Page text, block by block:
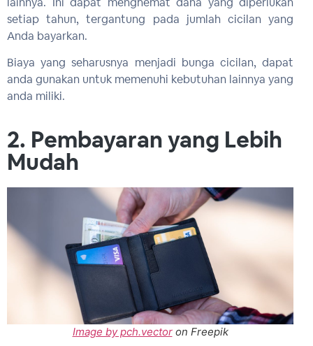
setiap tahun, tergantung pada jumlah cicilan yang
Anda bayarkan.
Biaya yang seharusnya menjadi bunga cicilan, dapat
anda gunakan untuk memenuhi kebutuhan lainnya yang
anda miliki.
2. Pembayaran yang Lebih
Mudah
Image by pch.vectoron Freepik